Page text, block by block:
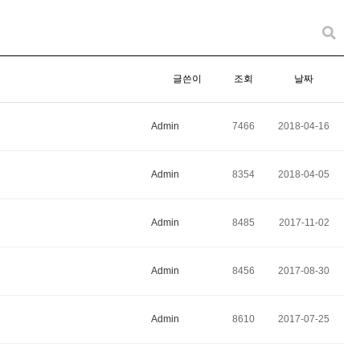
글쓴이 조회 날짜
Admin 7466 2018-04-16
Admin 8354 2018-04-05
Admin 8485 2017-11-02
Admin 8456 2017-08-30
Admin 8610 2017-07-25